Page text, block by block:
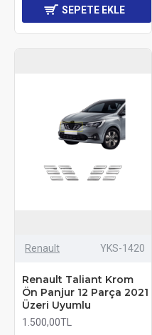
SEPETE EKLE
Renault YKS-1420
Renault Taliant Krom
Ön Panjur 12 Parça 2021
Üzeri Uyumlu
1.500,00TL